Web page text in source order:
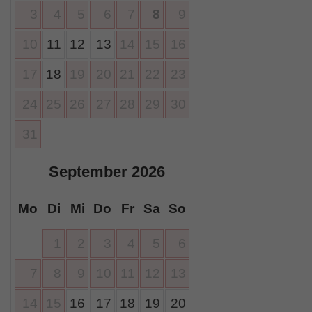
3 4 5 6 7 8
9
10
11 12 13 14 15
16
17
18 19 20 21 22
23
24
25 26 27 28 29
30
31
September 2026
Mo Di Mi Do Fr Sa So
1 2 3 4 5
6
7
8 9 10 11 12
13
14
15 16 17 18 19 20